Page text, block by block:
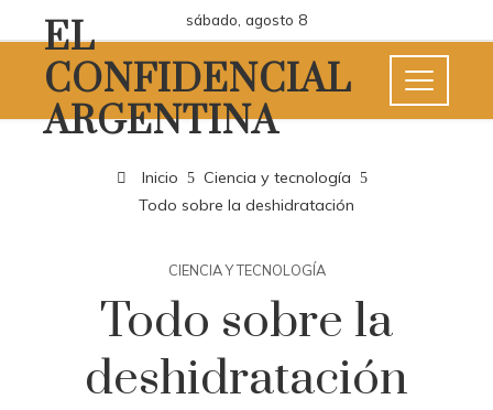
sábado, agosto 8
EL
CONFIDENCIAL
ARGENTINA
Inicio
Ciencia y tecnología
Todo sobre la deshidratación
CIENCIA Y TECNOLOGÍA
Todo sobre la
deshidratación